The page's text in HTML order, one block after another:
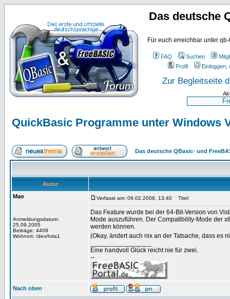
Das deutsche
Für euch erreichbar unter
FAQ Suchen
Profil
Einloggen,
Zur Begleitseite
QuickBasic Programme unter Windows
Das deutsche QBasic- und
Autor
Mao
Anmeldungsdatum:
25.09.2005
Beiträge: 4409
Wohnort: /dev/hda1
Verfasst am: 09.02.2008, 13:40 Titel:
Das Feature wurde bei der 64-Bit-Version von
Mode auszuführen. Der Compatibility-Mode der
werden können.
(Okay, ändert auch nix an der Tatsache, dass es
Eine handvoll Glück reicht nie für zwei.
--
Nach oben